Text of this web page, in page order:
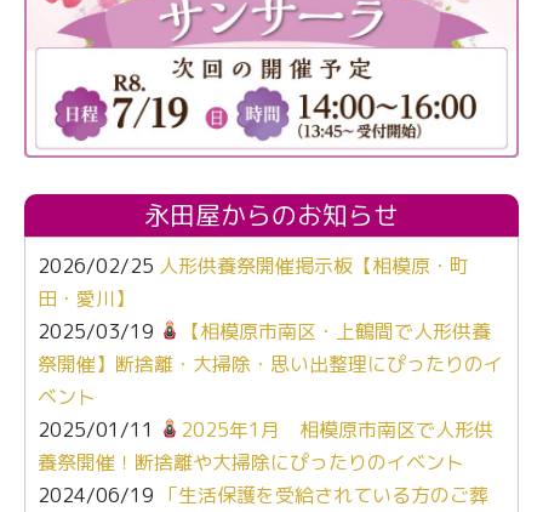
永田屋からのお知らせ
2026/02/25 人形供養祭開催掲示板【相模原・町
田・愛川】
2025/03/19
【相模原市南区・上鶴間で人形供養
祭開催】断捨離・大掃除・思い出整理にぴったりのイ
ベント
2025/01/11
2025年1月 相模原市南区で人形供
養祭開催！断捨離や大掃除にぴったりのイベント
2024/06/19 「生活保護を受給されている方のご葬